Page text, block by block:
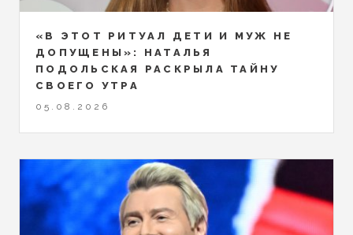
«В ЭТОТ РИТУАЛ ДЕТИ И МУЖ НЕ
ДОПУЩЕНЫ»: НАТАЛЬЯ
ПОДОЛЬСКАЯ РАСКРЫЛА ТАЙНУ
СВОЕГО УТРА
05.08.2026